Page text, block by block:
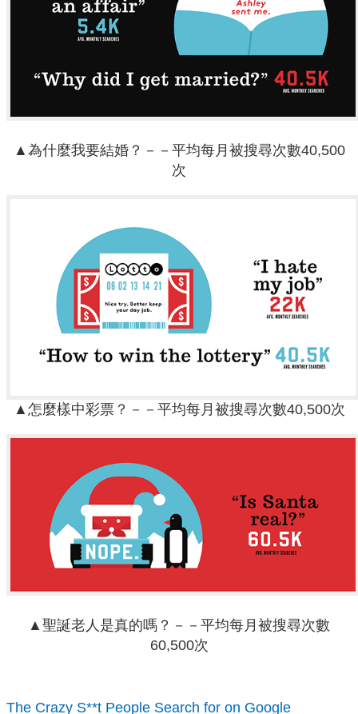
▲為什麼我要結婚？－－平均每月被搜尋次數40,500
次
▲怎麼樣中彩票？－－平均每月被搜尋次數40,500次
▲聖誕老人是真的嗎？－－平均每月被搜尋次數
60,500次
The Crazy S**t People Search for on Google